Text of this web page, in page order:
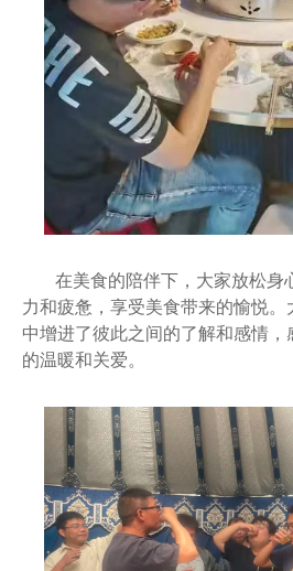
在美食的陪伴下，大家放松身
力和疲惫，享受美食带来的愉悦
中增进了彼此之间的了解和感情，
的温暖和关爱。